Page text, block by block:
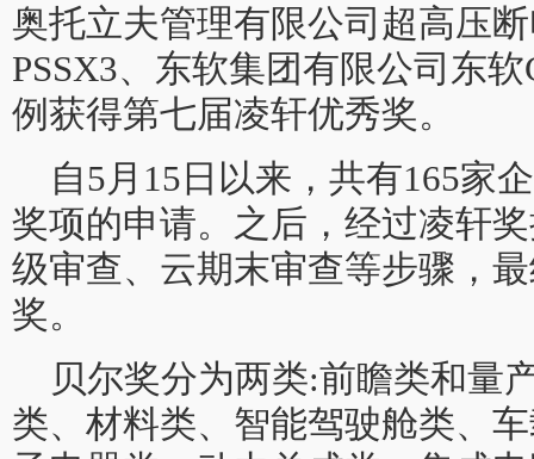
奥托立夫管理有限公司超高压
PSSX3、东软集团有限公司东
例获得第七届凌轩优秀奖。
自5月15日以来，共有165家
奖项的申请。之后，经过凌轩
级审查、云期末审查等步骤，
奖。
贝尔奖分为两类:前瞻类和量
类、材料类、智能驾驶舱类、